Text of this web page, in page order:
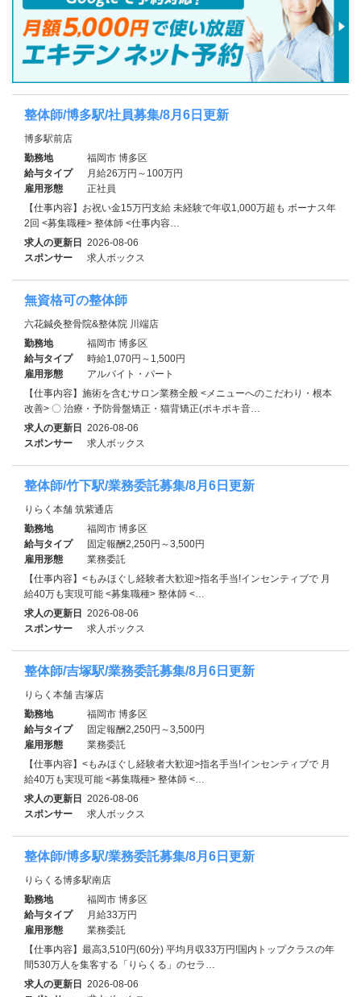
整体師/博多駅/社員募集/8月6日更新
博多駅前店
勤務地
福岡市 博多区
給与タイプ
月給26万円～100万円
雇用形態
正社員
【仕事内容】お祝い金15万円支給 未経験で年収1,000万超も ボーナス年
2回 <募集職種> 整体師 <仕事内容…
求人の更新日 2026-08-06
スポンサー
求人ボックス
無資格可の整体師
六花鍼灸整骨院&整体院 川端店
勤務地
福岡市 博多区
給与タイプ
時給1,070円～1,500円
雇用形態
アルバイト・パート
【仕事内容】施術を含むサロン業務全般 <メニューへのこだわり・根本
改善> 〇 治療・予防骨盤矯正・猫背矯正(ポキポキ音…
求人の更新日 2026-08-06
スポンサー
求人ボックス
整体師/竹下駅/業務委託募集/8月6日更新
りらく本舗 筑紫通店
勤務地
福岡市 博多区
給与タイプ
固定報酬2,250円～3,500円
雇用形態
業務委託
【仕事内容】<もみほぐし経験者大歓迎>指名手当!インセンティブで 月
給40万も実現可能 <募集職種> 整体師 <…
求人の更新日 2026-08-06
スポンサー
求人ボックス
整体師/吉塚駅/業務委託募集/8月6日更新
りらく本舗 吉塚店
勤務地
福岡市 博多区
給与タイプ
固定報酬2,250円～3,500円
雇用形態
業務委託
【仕事内容】<もみほぐし経験者大歓迎>指名手当!インセンティブで 月
給40万も実現可能 <募集職種> 整体師 <…
求人の更新日 2026-08-06
スポンサー
求人ボックス
整体師/博多駅/業務委託募集/8月6日更新
りらくる博多駅南店
勤務地
福岡市 博多区
給与タイプ
月給33万円
雇用形態
業務委託
【仕事内容】最高3,510円(60分) 平均月収33万円!国内トップクラスの年
間530万人を集客する「りらくる」のセラ…
求人の更新日 2026-08-06